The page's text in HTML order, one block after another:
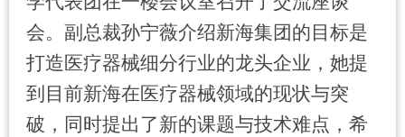
会。副总裁孙宁薇介绍新海集团的目标是
打造医疗器械细分行业的龙头企业，她提
到目前新海在医疗器械领域的现状与突
破，同时提出了新的课题与技术难点，希